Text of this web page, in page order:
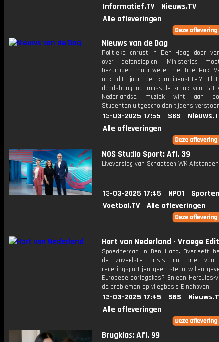
Informatief.TV
Nieuws.TV
Alle afleveringen
Nieuws van de Dag
Politieke onrust in Den Haag door
over defensieplan. Ministeries
bezuinigen, maar weten niet hoe. Pakt
ook dit jaar de kampioenstitel?
doodsbang na massale kraak van 60
Nederlandse muziek wint aan
Studenten uitgescholden tijdens
13-03-2025 17:55 SBS
Alle afleveringen
NOS Studio Sport: Afl. 39
Liveverslag van Schaatsen WK
13-03-2025 17:45 NPO1
Voetbal.TV
Alle afleveringen
Hart van Nederland - Vroege
Spoedberaad in Den Haag. Overleeft
de zoveelste crisis nu drie
regeringspartijen geen steun willen
Europese oorlogskas? En een Hercules-
de problemen op vliegbasis Eindhoven.
13-03-2025 17:45 SBS
Alle afleveringen
Brugklas: Afl. 99